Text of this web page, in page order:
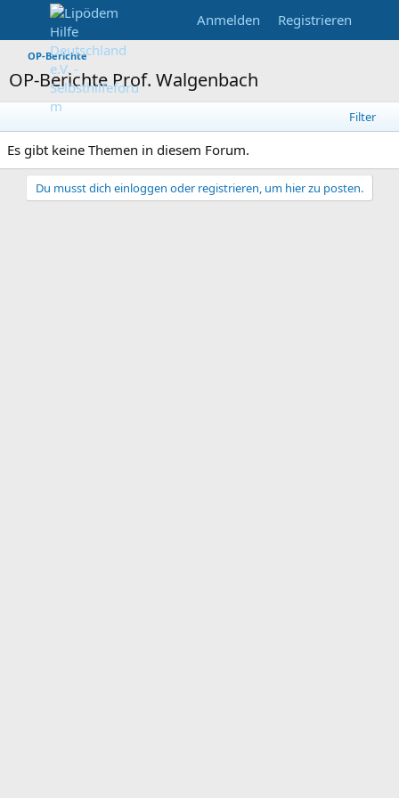
Anmelden Registrieren
OP-Berichte
OP-Berichte Prof. Walgenbach
Filter
Es gibt keine Themen in diesem Forum.
Du musst dich einloggen oder registrieren, um hier zu posten.